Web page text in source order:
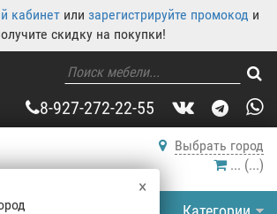
кабинет или зарегистрируйте промокод и
скидку на покупки!
8-927-272-22-55
Выбрать город
×
... (...)